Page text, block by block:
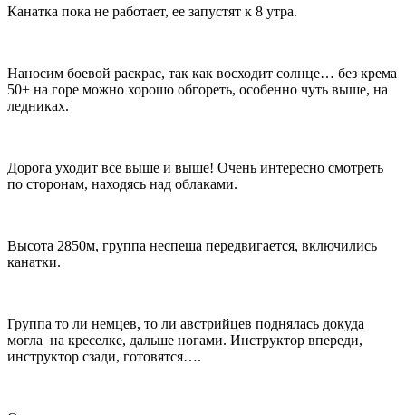
Канатка пока не работает, ее запустят к 8 утра.
Наносим боевой раскрас, так как восходит солнце… без крема
50+ на горе можно хорошо обгореть, особенно чуть выше, на
ледниках.
Дорога уходит все выше и выше! Очень интересно смотреть
по сторонам, находясь над облаками.
Высота 2850м, группа неспеша передвигается, включились
канатки.
Группа то ли немцев, то ли австрийцев поднялась докуда
могла на креселке, дальше ногами. Инструктор впереди,
инструктор сзади, готовятся….